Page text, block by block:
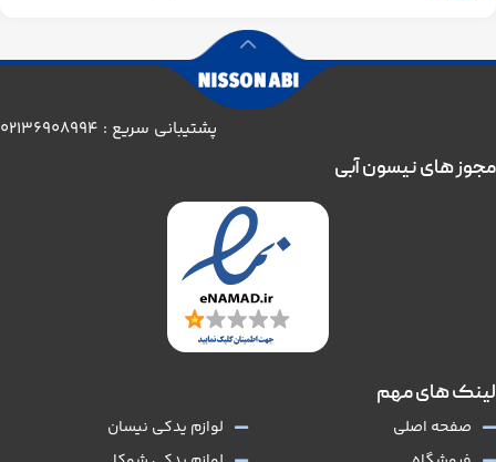
پشتیبانی سریع : 02136908994
لینک های مهم
صفحه اصلی
لوازم یدکی نیسان
مجوز های نیسون آبی